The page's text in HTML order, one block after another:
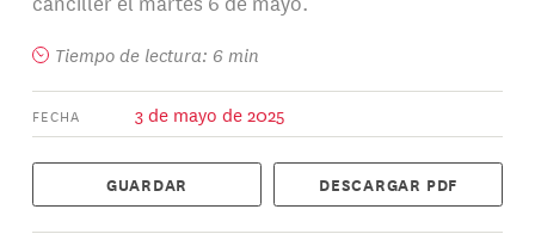
Tiempo de lectura: 6 min
FECHA 3 de mayo de 2025
GUARDAR DESCARGAR PDF